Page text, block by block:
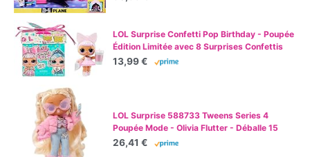
LOL Surprise Confetti Pop Birthday - Poupée
Édition Limitée avec 8 Surprises Confettis
dans une Boîte - Comprend une Surprise,
13,99 €
LOL Surprise 588733 Tweens Series 4
Poupée Mode - Olivia Flutter - Déballe 15
Surprises et des Accessoires Fabuleux -
26,41 €